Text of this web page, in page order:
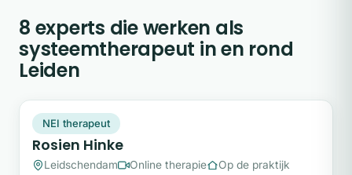
8 experts die werken als
systeemtherapeut in en rond
Leiden
Plek beschikbaar
NEI therapeut
Rosien Hinke
Leidschendam Online therapie
Op de praktijk